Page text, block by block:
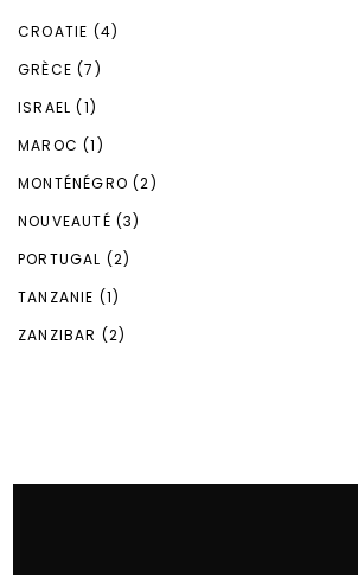
CROATIE (4)
GRÈCE (7)
ISRAEL (1)
MAROC (1)
MONTÉNÉGRO (2)
NOUVEAUTÉ (3)
PORTUGAL (2)
TANZANIE (1)
ZANZIBAR (2)